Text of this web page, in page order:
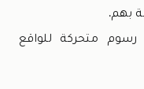
بهم.
متحركة للواقع